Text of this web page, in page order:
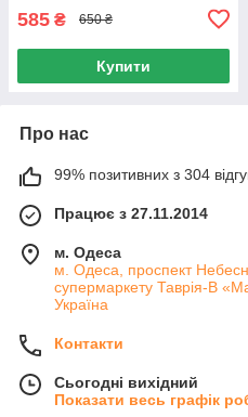
585 ₴ 650 ₴
Купити
Про нас
99% позитивних з 304
Працює з 27.11.2014
м. Одеса
м. Одеса, проспект
супермаркету Таврія-В
Україна
Контакти
Сьогодні вихідний
Показати весь графік